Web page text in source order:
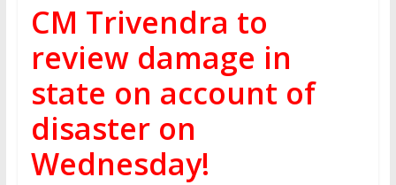
CM Trivendra to
review damage in
state on account of
disaster on
Wednesday!